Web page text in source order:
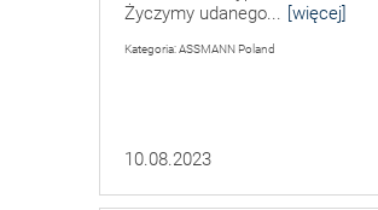
10.08.2023
Życzymy udanego... [więcej]
Kategoria: ASSMANN Poland